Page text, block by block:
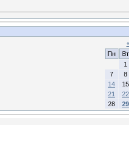
Пн
Вт
1
7
8
14
15
21
22
28
29